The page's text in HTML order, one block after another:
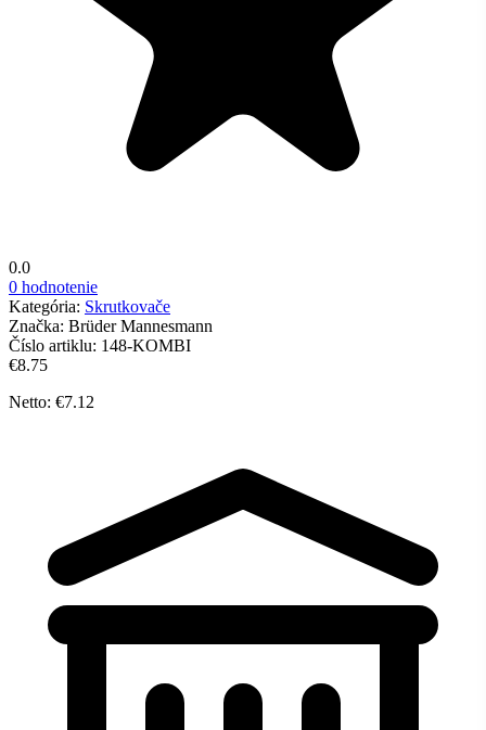
0.0
0 hodnotenie
Kategória: Skrutkovače
Značka: Brüder Mannesmann
Číslo artiklu: 148-KOMBI
€8.75
Netto: €7.12